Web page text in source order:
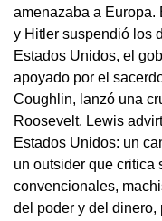
amenazaba a Europa.
y Hitler suspendió los
Estados Unidos, el
apoyado por el
Coughlin, lanzó una
Roosevelt. Lewis
Estados Unidos: un
un outsider que critica
convencionales,
del poder y del